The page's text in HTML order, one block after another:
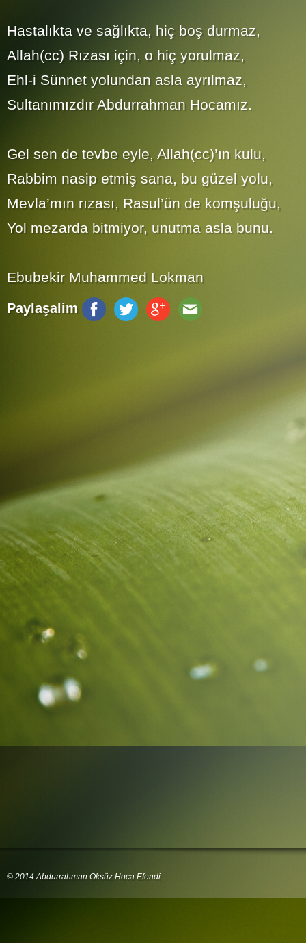
Hastalıkta ve sağlıkta, hiç boş durmaz,
Allah(cc) Rızası için, o hiç yorulmaz,
Ehl-i Sünnet yolundan asla ayrılmaz,
Sultanımızdır Abdurrahman Hocamız.
Gel sen de tevbe eyle, Allah(cc)’ın kulu,
Rabbim nasip etmiş sana, bu güzel yolu,
Mevla’mın rızası, Rasul’ün de komşuluğu,
Yol mezarda bitmiyor, unutma asla bunu.
Ebubekir Muhammed Lokman
Paylaşalim
© 2014 Abdurrahman Öksüz Hoca Efendi